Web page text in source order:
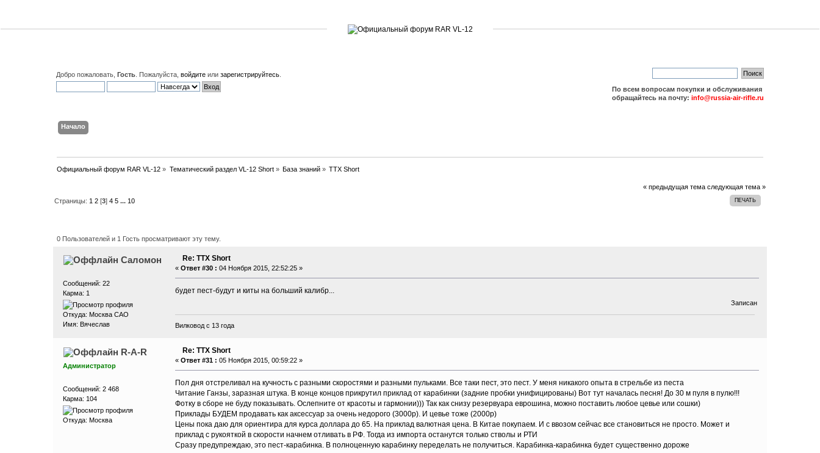
Добро пожаловать,Гость . Пожалуйста,войдите илизарегистрируйтесь
По всем вопросам покупки и обслуживания
обращайтесь на почту: info@russia-air-rifle.ru
Начало
Официальный форум RAR VL-12 » Тематический раздел VL-12 Short» База знаний » ТТХ Short
« предыдущая тема следующая тема »
ПЕЧАТЬ
Страницы: 1 2 [3]4 5 ... 10
0 Пользователей и 1 Гость просматривают эту тему.
Саломон
Сообщений: 22
Карма: 1
Откуда: Москва САО
Имя: Вячеслав
Re: ТТХ Short
« Ответ #30 : 04 Ноября 2015, 22:52:25 »
будет пест-будут и киты на больший калибр...
Записан
Вилковод с 13 года
R-A-R
Администратор
Сообщений: 2 468
Карма: 104
Откуда: Москва
Re: ТТХ Short
« Ответ #31 : 05 Ноября 2015, 00:59:22 »
Пол дня отстреливал на кучность с разными скоростями и разными пульками. Все таки пест, это пест. У меня никакого опыта в стрельбе из песта
Читание Ганзы, заразная штука. В конце концов прикрутил приклад от карабинки (задние пробки унифицированы) Вот тут началась песня! До 30 м пуля в пулю!!!
Фотку в сборе не буду показывать. Ослепните от красоты и гармонии))) Так как снизу резервуара еврошина, можно поставить любое цевье или сошки)
Приклады БУДЕМ продавать как аксессуар за очень недорого (3000р). И цевье тоже (2000р)
Цены пока даю для ориентира для курса доллара до 65. На приклад валютная цена. В Китае покупаем. И с ввозом сейчас все становиться не просто. Может и
приклад с рукояткой в скорости начнем отливать в РФ. Тогда из импорта останутся только стволы и РТИ
Сразу предупреждаю, это пест-карабинка. В полноценную карабинку переделать не получиться. Карабинка-карабинка будет существенно дороже